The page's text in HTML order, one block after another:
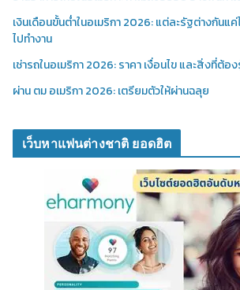
เงินเดือนขั้นต่ำในอเมริกา 2026: แต่ละรัฐต่างกันแ
ไปทำงาน
เช่ารถในอเมริกา 2026: ราคา เงื่อนไข และสิ่งที่ต้
ผ่าน ตม อเมริกา 2026: เตรียมตัวให้ผ่านฉลุย
เว็บหาแฟนต่างชาติ ยอดฮิต